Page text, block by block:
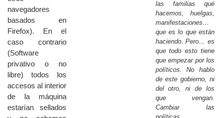
navegadores
basados en
Firefox). En el
caso contrario
(Software
privativo o no
libre) todos los
accesos al interior
de la máquina
estarían sellados
las familias qué
hacemos, huelgas,
manifestaciones…
que es lo que están
haciendo. Pero… es
que todo esto tiene
que empezar por los
políticos. No hablo
de este gobierno, ni
del otro, ni de los
que vengan.
Cambiar las